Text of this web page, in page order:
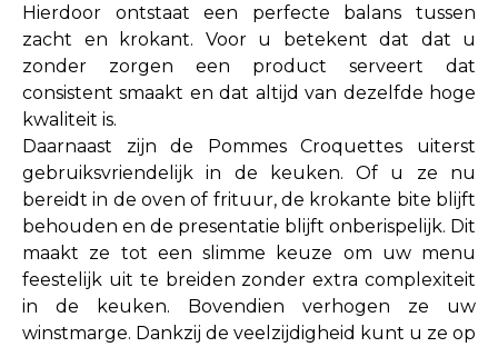
Hierdoor ontstaat een perfecte balans tussen
zacht en krokant. Voor u betekent dat dat u
zonder zorgen een product serveert dat
consistent smaakt en dat altijd van dezelfde hoge
kwaliteit is.
Daarnaast zijn de Pommes Croquettes uiterst
gebruiksvriendelijk in de keuken. Of u ze nu
bereidt in de oven of frituur, de krokante bite blijft
behouden en de presentatie blijft onberispelijk. Dit
maakt ze tot een slimme keuze om uw menu
feestelijk uit te breiden zonder extra complexiteit
in de keuken. Bovendien verhogen ze uw
winstmarge. Dankzij de veelzijdigheid kunt u ze op